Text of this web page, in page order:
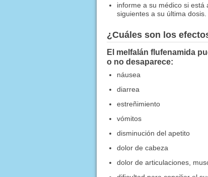
informe a su médico si
siguientes a su última dosis.
¿Cuáles son los
El melfalán flufenamida
o no desaparece:
náusea
diarrea
estreñimiento
vómitos
disminución del apetito
dolor de cabeza
dolor de articulaciones,